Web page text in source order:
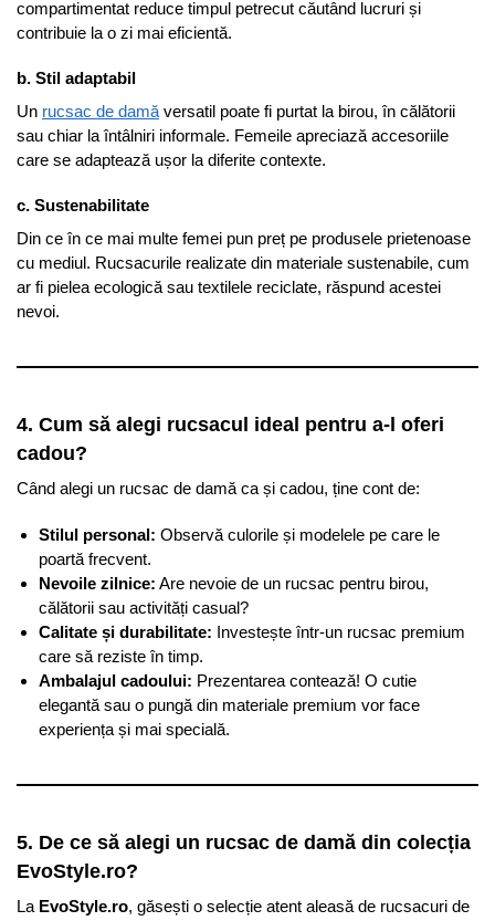
compartimentat reduce timpul petrecut căutând lucruri și
contribuie la o zi mai eficientă.
b. Stil adaptabil
Un rucsac de damă versatil poate fi purtat la birou, în călătorii
sau chiar la întâlniri informale. Femeile apreciază accesoriile
care se adaptează ușor la diferite contexte.
c. Sustenabilitate
Din ce în ce mai multe femei pun preț pe produsele prietenoase
cu mediul. Rucsacurile realizate din materiale sustenabile, cum
ar fi pielea ecologică sau textilele reciclate, răspund acestei
nevoi.
4. Cum să alegi rucsacul ideal pentru a-l oferi
cadou?
Când alegi un rucsac de damă ca și cadou, ține cont de:
Stilul personal: Observă culorile și modelele pe care le
poartă frecvent.
Nevoile zilnice: Are nevoie de un rucsac pentru birou,
călătorii sau activități casual?
Calitate și durabilitate: Investește într-un rucsac premium
care să reziste în timp.
Ambalajul cadoului: Prezentarea contează! O cutie
elegantă sau o pungă din materiale premium vor face
experiența și mai specială.
5. De ce să alegi un rucsac de damă din colecția
EvoStyle.ro?
La EvoStyle.ro, găsești o selecție atent aleasă de rucsacuri de